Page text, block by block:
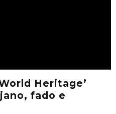
Heritage’
fado e